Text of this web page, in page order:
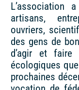
L’association
artisans,
ouvriers,
des gens de
d’agir et
écologiques
prochaines